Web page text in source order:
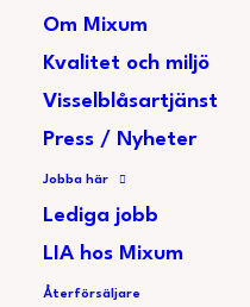
Om Mixum
Kvalitet och miljö
Visselblåsartjänst
Press / Nyheter
Jobba här
Lediga jobb
LIA hos Mixum
Återförsäljare
och skinkröra. Rikligt
och klyftade ägg.
så gäller alltid
den på hemsidan.